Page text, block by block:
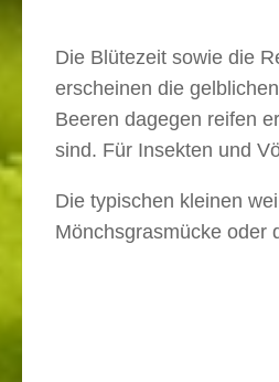
Die Blütezeit sowie die
erscheinen die
Beeren dagegen reifen
sind. Für Insekten und
Die typischen kleinen
Mönchsgrasmücke oder